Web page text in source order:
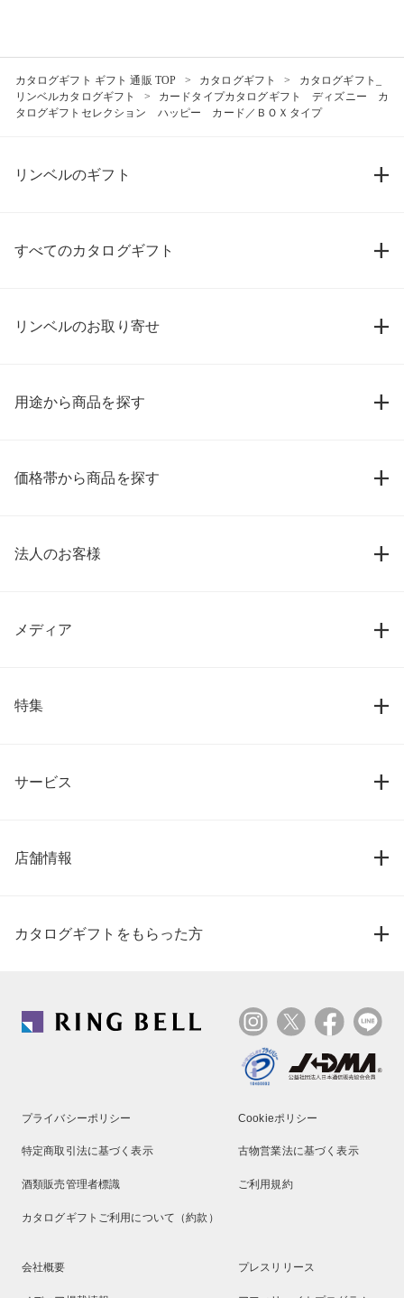
カタログギフト ギフト 通販 TOP カタログギフト
カタログギフト_
リンベルカタログギフト
カードタイプカタログギフト ディズニー カ
タログギフトセレクション ハッピー カード／ＢＯＸタイプ
リンベルのギフト
すべてのカタログギフト
リンベルのお取り寄せ
用途から商品を探す
価格帯から商品を探す
法人のお客様
メディア
特集
サービス
店舗情報
カタログギフトをもらった方
プライバシーポリシー Cookieポリシー
特定商取引法に基づく表示 古物営業法に基づく表示
酒類販売管理者標識 ご利用規約
カタログギフトご利用について（約款）
会社概要 プレスリリース